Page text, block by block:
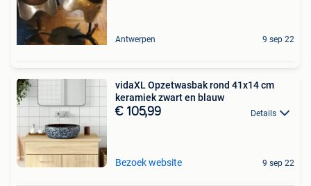
Antwerpen 9 sep 22
vidaXL Opzetwasbak rond 41x14 cm
keramiek zwart en blauw
€ 105,99 Details
Bezoek website 9 sep 22